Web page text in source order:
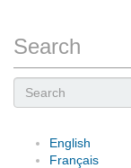
Search
English
Français